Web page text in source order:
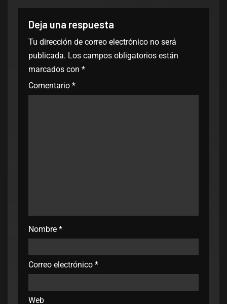
Deja una respuesta
Tu dirección de correo electrónico no será
publicada. Los campos obligatorios están
marcados con *
Comentario *
Nombre *
Correo electrónico *
Web